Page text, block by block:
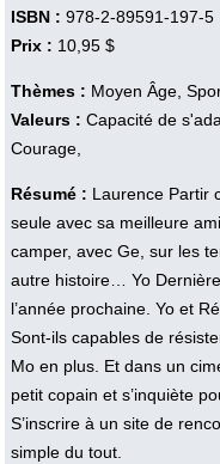
ISBN : 978-2-89591-197-5
Prix : 10,95 $
Thèmes : Moyen Âge,
Valeurs : Capacité de
Courage,
Résumé : Laurence Partir
seule avec sa meilleure
camper, avec Ge, sur les
autre histoire… Yo
l’année prochaine. Yo et
Sont-ils capables de
Mo en plus. Et dans un
petit copain et s’inquiète
S’inscrire à un site de
simple du tout.